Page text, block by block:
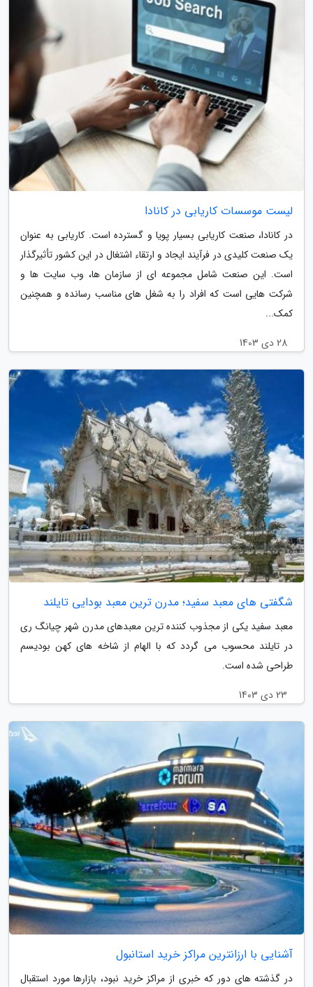
لیست موسسات کاریابی در کانادا
در کانادا، صنعت کاریابی بسیار پویا و گسترده است. کاریابی به عنوان
یک صنعت کلیدی در فرآیند ایجاد و ارتقاء اشتغال در این کشور تأثیرگذار
است. این صنعت شامل مجموعه ای از سازمان ها، وب سایت ها و
شرکت هایی است که افراد را به شغل های مناسب رسانده و همچنین
کمک...
28 دی 1403
شگفتی های معبد سفید؛ مدرن ترین معبد بودایی تایلند
معبد سفید یکی از مجذوب کننده ترین معبدهای مدرن شهر چیانگ ری
در تایلند محسوب می گردد که با الهام از شاخه های کهن بودیسم
طراحی شده است.
23 دی 1403
آشنایی با ارزانترین مراکز خرید استانبول
در گذشته های دور که خبری از مراکز خرید نبود، بازارها مورد استقبال